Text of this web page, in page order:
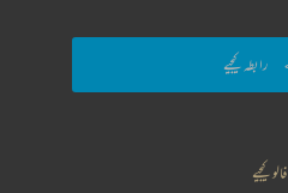
رابطہ کیجیے
فالو کیجیے